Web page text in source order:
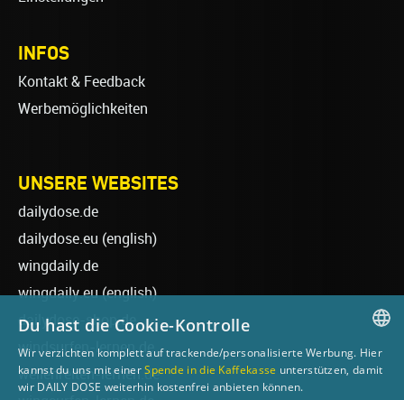
INFOS
Kontakt & Feedback
Werbemöglichkeiten
UNSERE WEBSITES
dailydose.de
dailydose.eu (english)
wingdaily.de
wingdaily.eu(english)
dailydose-shop.de
windsurfen-lernen.de
wellenreiten-lernen.de
GERMAN
Du hast die Cookie-Kontrolle
Wir verzichten komplett auf trackende/personalisierte Werbung. Hier
kannst du uns mit einerSpende in die Kaffekasse unterstützen, damit
wir DAILY DOSE weiterhin kostenfrei anbieten können.